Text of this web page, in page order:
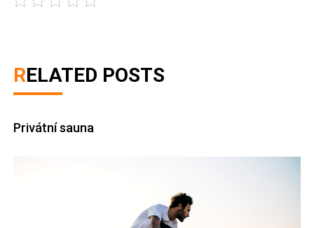
RELATED POSTS
Privátní sauna